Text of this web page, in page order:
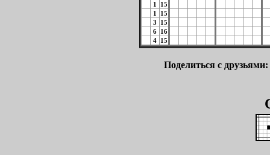
1
15
1
15
3
15
6 16
4 15
Поделиться с друзьями: